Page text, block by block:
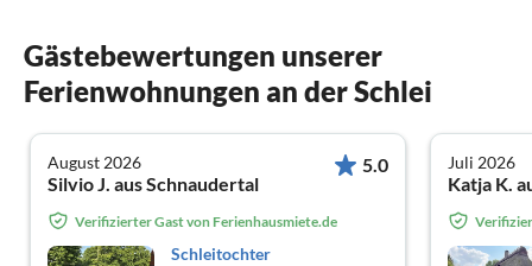
Gästebewertungen unserer
Ferienwohnungen an der Schlei
August 2026
Silvio J. aus Schnaudertal
5.0
Verifizierter Gast von Ferienhausmiete.de
Schleitochter
Juli 2026
Katja K.